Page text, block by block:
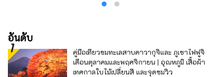
อันดับ
คู่มือเที่ยวชมทะเลสาบคาวากุจิและ ภูเขาไฟฟูจิ
เดือนตุลาคมและพฤศจิกายน | อุณหภูมิ เสื้อผ้า
เทศกาลใบไม้เปลี่ยนสี และจุดชมวิว